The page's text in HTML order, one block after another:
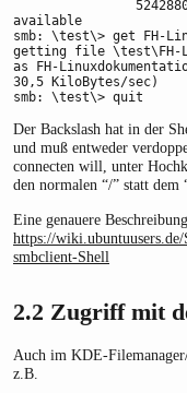
available
smb: \test\> get FH-
getting file \test\FH-
as FH-
30,5 KiloBytes/sec)
smb: \test\> quit
Der Backslash hat in der
und muß entweder
connecten will, unter
den normalen “/” statt
Eine genauere
https://
smbclient-Shell
2.2 Zugriff mit
Auch im KDE-
z.B.